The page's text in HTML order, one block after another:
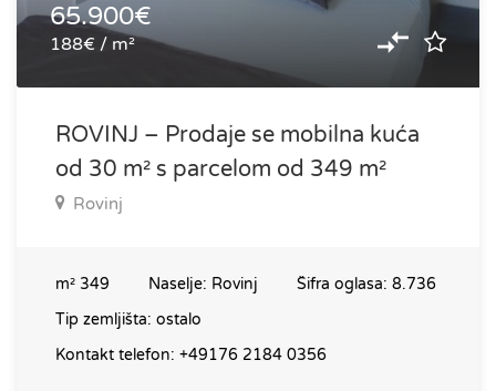
65.900€
188€ / m²
ROVINJ – Prodaje se mobilna kuća
od 30 m² s parcelom od 349 m²
Rovinj
m² 349 Naselje: Rovinj Šifra oglasa: 8.736
Tip zemljišta: ostalo
Kontakt telefon: +49176 2184 0356